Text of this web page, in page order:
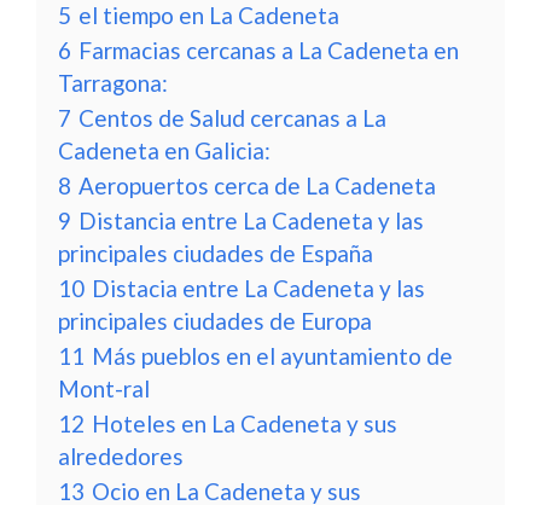
5 el tiempo en La Cadeneta
6 Farmacias cercanas a La Cadeneta en
Tarragona:
7 Centos de Salud cercanas a La
Cadeneta en Galicia:
8 Aeropuertos cerca de La Cadeneta
9 Distancia entre La Cadeneta y las
principales ciudades de España
10 Distacia entre La Cadeneta y las
principales ciudades de Europa
11 Más pueblos en el ayuntamiento de
Mont-ral
12 Hoteles en La Cadeneta y sus
alrededores
13 Ocio en La Cadeneta y sus